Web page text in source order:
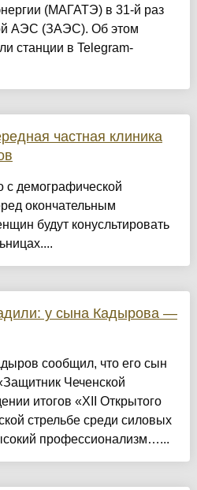
(МАГАТЭ) в 31-й раз
АЭС (ЗАЭС). Об этом
станции в Telegram-
частная клиника
с демографической
окончательным
будут конусльтировать
у сына Кадырова —
сообщил, что его сын
Чеченской
итогов «XII Открытого
стрельбе среди силовых
профессионализм…...